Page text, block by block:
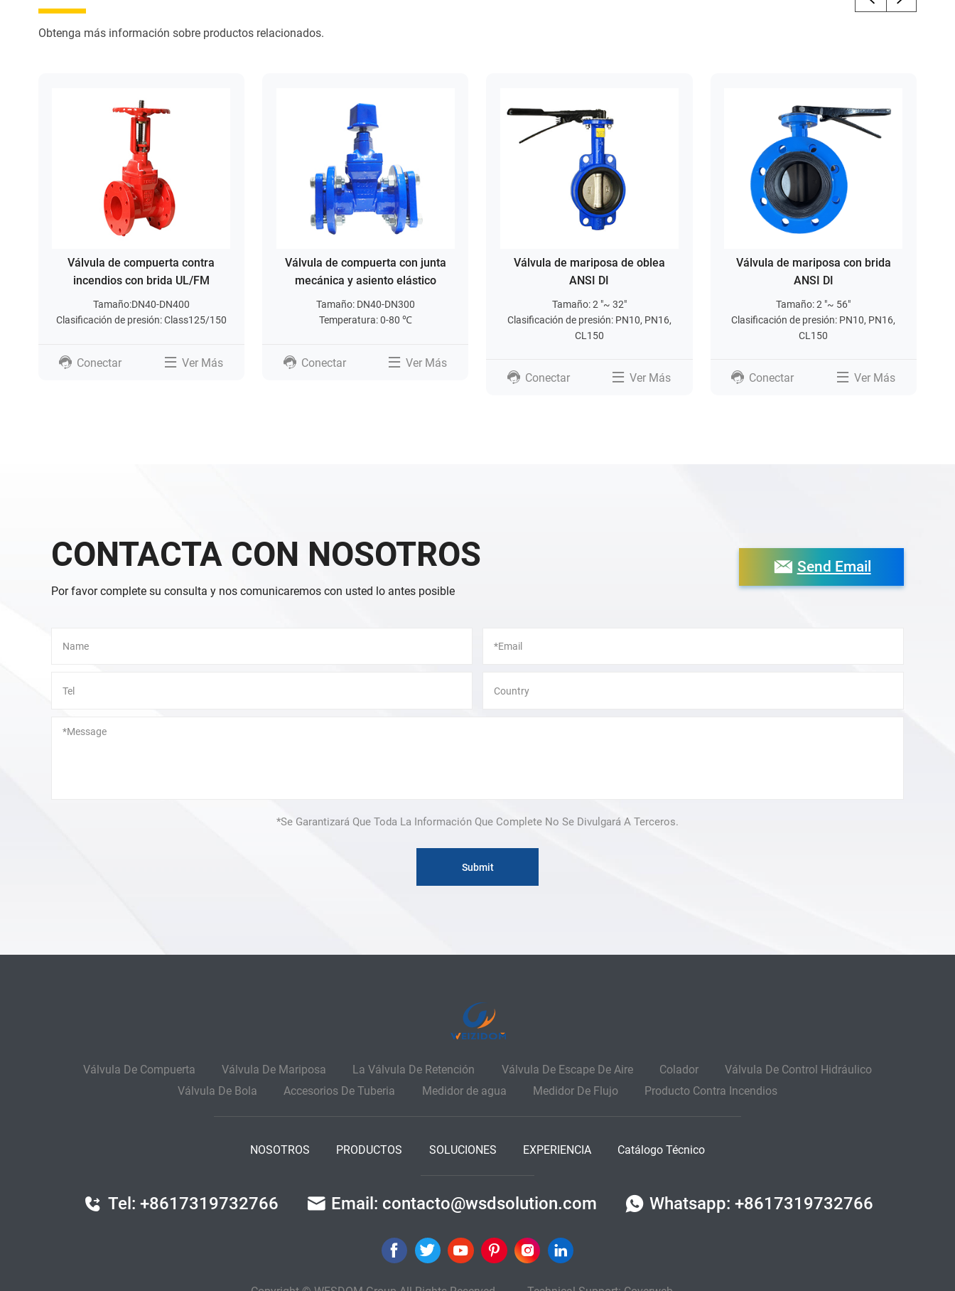
Obtenga más información sobre productos relacionados.
Válvula de compuerta contra
incendios con brida UL/FM
Tamaño:DN40-DN400
Clasificación de presión: Class125/150
Conectar Ver Más
Válvula de compuerta con junta
mecánica y asiento elástico
Tamaño: DN40-DN300
Temperatura: 0-80 ℃
Conectar Ver Más
Válvula de mariposa de oblea
ANSI DI
Tamaño: 2 "~ 32"
Clasificación de presión: PN10, PN16,
CL150
Conectar Ver Más
Válvula de mariposa con brida
ANSI DI
Tamaño: 2 "~ 56"
Clasificación de presión: PN10, PN16,
CL150
Conectar Ver Más
CONTACTA CON NOSOTROS
Por favor complete su consulta y nos comunicaremos con usted lo antes posible
Send Email
*Se Garantizará Que Toda La Información Que Complete No Se Divulgará A Terceros.
Válvula De Compuerta Válvula De Mariposa La Válvula De Retención Válvula De Escape De Aire Colador
Válvula De Control Hidráulico
Válvula De Bola
Accesorios De Tuberia Medidor de agua Medidor De Flujo Producto Contra Incendios
NOSOTROS PRODUCTOS SOLUCIONES EXPERIENCIA Catálogo Técnico
Tel: +8617319732766 Email: contacto@wsdsolution.com Whatsapp: +8617319732766